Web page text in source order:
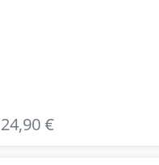
24,90 €